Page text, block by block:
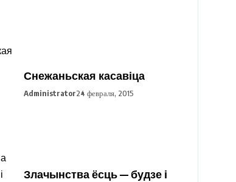
Снежаньская касавіца
Administrator24 февраля, 2015
Злачынства ёсць — будзе і